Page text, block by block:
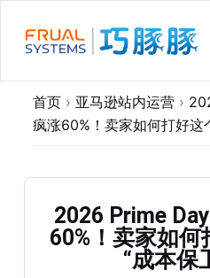
过
首页 › 亚马逊站内运营 ›
疯涨60%！卖家如何打好这
2026 Prime
60%！卖家如
“成本保